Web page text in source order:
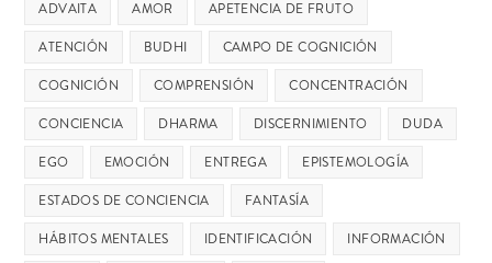
ADVAITA AMOR
APETENCIA DE FRUTO
ATENCIÓN
BUDHI
CAMPO DE COGNICIÓN
COGNICIÓN
COMPRENSIÓN
CONCENTRACIÓN
CONCIENCIA
DHARMA DISCERNIMIENTO
DUDA
EGO
EMOCIÓN ENTREGA
EPISTEMOLOGÍA
ESTADOS DE CONCIENCIA
FANTASÍA
HÁBITOS MENTALES
IDENTIFICACIÓN
INFORMACIÓN